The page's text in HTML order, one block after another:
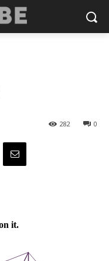
0
282